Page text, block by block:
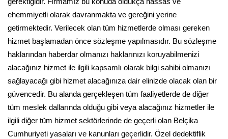
ehemmiyetli olarak davranmakta ve gereğini yerine
getirmektedir. Verilecek olan tüm hizmetlerde olması gereken
hizmet başlamadan önce sözleşme yapılmasıdır. Bu sözleşme
haklarından haberdar olmanızı haklarınızı koruyabilmenizi
alacağınız hizmet ile ilgili kapsamlı olarak bilgi sahibi olmanızı
sağlayacağı gibi hizmet alacağınıza dair elinizde olacak olan bir
güvencedir. Bu alanda gerçekleşen tüm faaliyetlerde de diğer
tüm meslek dallarında olduğu gibi veya alacağınız hizmetler ile
ilgili diğer tüm hizmet sektörlerinde de geçerli olan Belçika
Cumhuriyeti yasaları ve kanunları geçerlidir. Özel dedektiflik